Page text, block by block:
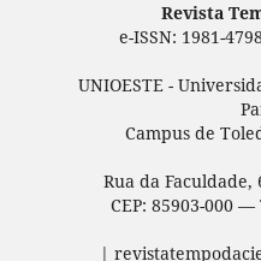
Revista
e-ISSN: 1981-
UNIOESTE -
Campus de
Rua da
CEP: 85903-000
|